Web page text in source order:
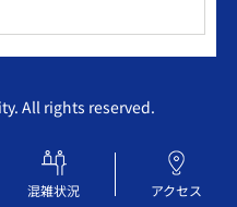
混雑状況 アクセス
All rights reserved.